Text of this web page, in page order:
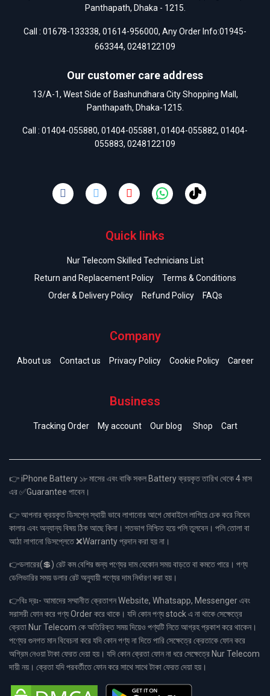
Panthapath, Dhaka - 1215.
Call : 01678-133338, 01614-956000, Any Order Info:01945-
663344, 0248122109
Our customer care address
13/A-1, West Side of Bashundhara City Shopping Mall,
Panthapath, Dhaka-1215.
Call : 01404-055880, 01404-055881, 01404-055882, 01404-
055883, 0248122109
Quick links
Nur Telecom Skilled Technicians List
Return and Replacement Policy
Terms & Conditions
Order & Delivery Policy
Refund Policy FAQs
Company
About us Contact us Privacy Policy Cookie Policy Career
Business
Tracking Order My account Our blog Shop Cart
👉 iPhone Battery ১৮ মাসের এবং বাকি সকল Battery ক্রয়কৃত তারিখ থেকে 4 মাস
এর ✅Guarantee পাবেন।
👉 আপনার ক্রয়কৃত ডিসপ্লে স্থায়ী ভাবে লাগানোর আগে মোবাইলে লাগিয়ে চেক করে নিবেন
কালার এবং অন্যান্য বিষয় ঠিক আছে কিনা। শতভাগ নিশ্চিত হয়ে পলি তুলবেন। পলি তোলা বা
আঠা লাগানো ডিসপ্লেতে ❌Warranty প্রদান করা হয় না।
👉ডলারের(💲) রেট কম বেশির জন্য পণ্যের দাম যেকোন সময় বাড়তে বা কমতে পারে। পণ্য
ডেলিভারির সময় ডলার রেট অনুযায়ী পণ্যের দাম নির্ধারণ করা হয়।
👉বিঃ দ্রঃ- আমাদের সম্মানীত ক্রেতাগন Website, Whatsapp, Messenger এবং
সরাসরী ফোন করে পণ্য Order করে থাকে। যদি কোন পণ্য stock এ না থাকে সেক্ষেত্রে
ক্রেতা Nur Telecom কে অতিরিক্ত সময় দিয়েও পণ্যটি নিতে আগ্রহ প্রকাশ করে থাকেন।
পণ্যের গুনগত মান বিবেচনা করে যদি কোন পণ্য না দিতে পারি সেক্ষেত্রে ক্রেতাকে ফোন করে
অগ্রিম নেওয়া টাকা ফেরত দেয়া হয়। যদি কোন ক্রেতা ফোন না ধরে সেক্ষেত্রে Nur Telecom
দায়ী নয়। ক্রেতা যদি পরবর্তীতে ফোন করে সাথে সাথে টাকা ফেরত দেয়া হয়।